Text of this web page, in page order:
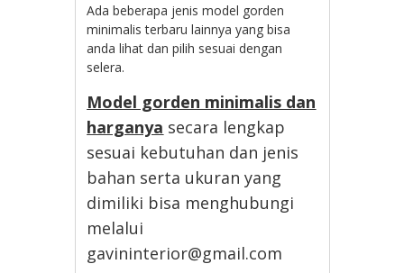
Ada beberapa jenis model gorden
minimalis terbaru lainnya yang bisa
anda lihat dan pilih sesuai dengan
selera.
Model gorden minimalis dan
harganya secara lengkap
sesuai kebutuhan dan jenis
bahan serta ukuran yang
dimiliki bisa menghubungi
melalui
gavininterior@gmail.com